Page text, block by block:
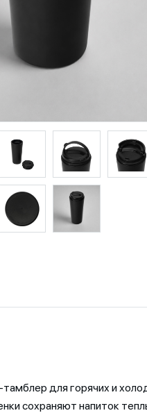
для горячих и
сохраняют напиток